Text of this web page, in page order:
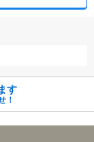
す
！